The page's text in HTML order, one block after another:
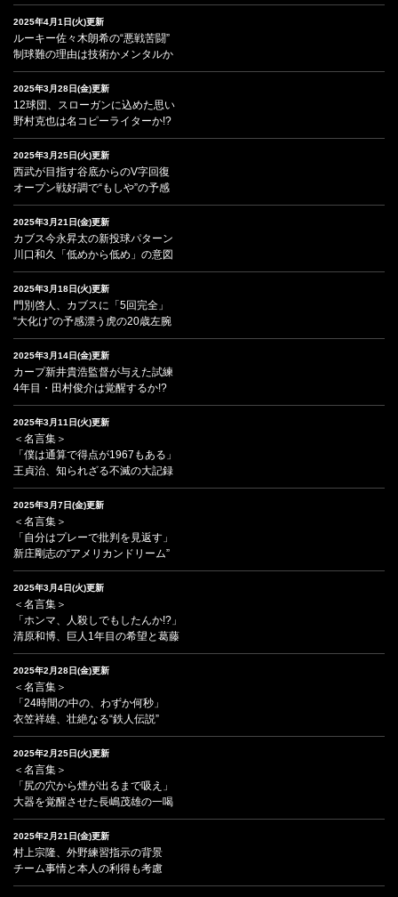
2025年4月1日(火)更新
ルーキー佐々木朗希の“悪戦苦闘”
制球難の理由は技術かメンタルか
2025年3月28日(金)更新
12球団、スローガンに込めた思い
野村克也は名コピーライターか!?
2025年3月25日(火)更新
西武が目指す谷底からのV字回復
オープン戦好調で“もしや”の予感
2025年3月21日(金)更新
カブス今永昇太の新投球パターン
川口和久「低めから低め」の意図
2025年3月18日(火)更新
門別啓人、カブスに「5回完全」
“大化け”の予感漂う虎の20歳左腕
2025年3月14日(金)更新
カープ新井貴浩監督が与えた試練
4年目・田村俊介は覚醒するか!?
2025年3月11日(火)更新
＜名言集＞
「僕は通算で得点が1967もある」
王貞治、知られざる不滅の大記録
2025年3月7日(金)更新
＜名言集＞
「自分はプレーで批判を見返す」
新庄剛志の“アメリカンドリーム”
2025年3月4日(火)更新
＜名言集＞
「ホンマ、人殺しでもしたんか!?」
清原和博、巨人1年目の希望と葛藤
2025年2月28日(金)更新
＜名言集＞
「24時間の中の、わずか何秒」
衣笠祥雄、壮絶なる“鉄人伝説”
2025年2月25日(火)更新
＜名言集＞
「尻の穴から煙が出るまで吸え」
大器を覚醒させた長嶋茂雄の一喝
2025年2月21日(金)更新
村上宗隆、外野練習指示の背景
チーム事情と本人の利得も考慮